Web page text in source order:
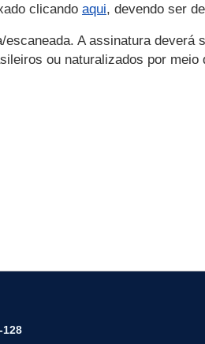
clicando aqui, devendo ser
A assinatura
ou naturalizados por meio
128